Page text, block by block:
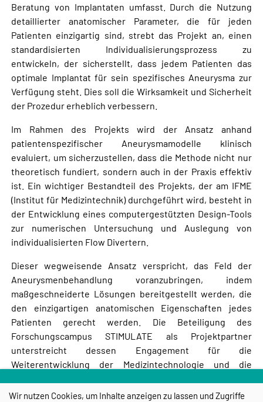
Beratung von Implantaten umfasst. Durch die Nutzung
detaillierter anatomischer Parameter, die für jeden
Patienten einzigartig sind, strebt das Projekt an, einen
standardisierten Individualisierungsprozess zu
entwickeln, der sicherstellt, dass jedem Patienten das
optimale Implantat für sein spezifisches Aneurysma zur
Verfügung steht. Dies soll die Wirksamkeit und Sicherheit
der Prozedur erheblich verbessern.
Im Rahmen des Projekts wird der Ansatz anhand
patientenspezifischer Aneurysmamodelle klinisch
evaluiert, um sicherzustellen, dass die Methode nicht nur
theoretisch fundiert, sondern auch in der Praxis effektiv
ist. Ein wichtiger Bestandteil des Projekts, der am IFME
(Institut für Medizintechnik) durchgeführt wird, besteht in
der Entwicklung eines computergestützten Design-Tools
zur numerischen Untersuchung und Auslegung von
individualisierten Flow Divertern.
Dieser wegweisende Ansatz verspricht, das Feld der
Aneurysmenbehandlung voranzubringen, indem
maßgeschneiderte Lösungen bereitgestellt werden, die
den einzigartigen anatomischen Eigenschaften jedes
Patienten gerecht werden. Die Beteiligung des
Forschungscampus STIMULATE als Projektpartner
unterstreicht dessen Engagement für die
Weiterentwicklung der Medizintechnologie und die
Forschung und Entwicklung.
Wir nutzen Cookies, um Inhalte anzeigen zu lassen und Zugriffe